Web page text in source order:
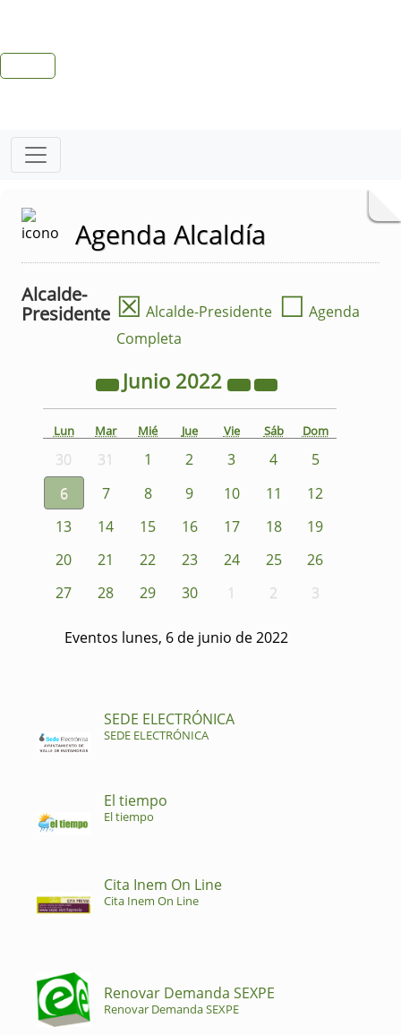
Agenda Alcaldía
Alcalde-
Presidente ☒ Alcalde-Presidente ☐ Agenda
Completa
Junio 2022
Lun Mar Mié Jue Vie Sáb Dom
30 31 1 2 3 4
5
6
7 8 9 10 11
12
13
14 15 16 17 18
19
20
21 22 23 24 25
26
27
28 29 30 1 2 3
Eventos lunes, 6 de junio de 2022
SEDE ELECTRÓNICA
SEDE ELECTRÓNICA
El tiempo
El tiempo
Cita Inem On Line
Cita Inem On Line
Renovar Demanda SEXPE
Renovar Demanda SEXPE